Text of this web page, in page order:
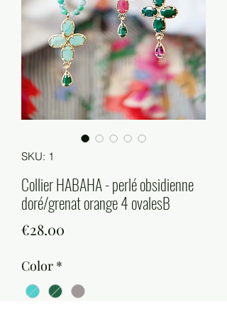
SKU: 1
Collier HABAHA - perlé obsidienne
doré/grenat orange 4 ovalesB
€28.00
Color *